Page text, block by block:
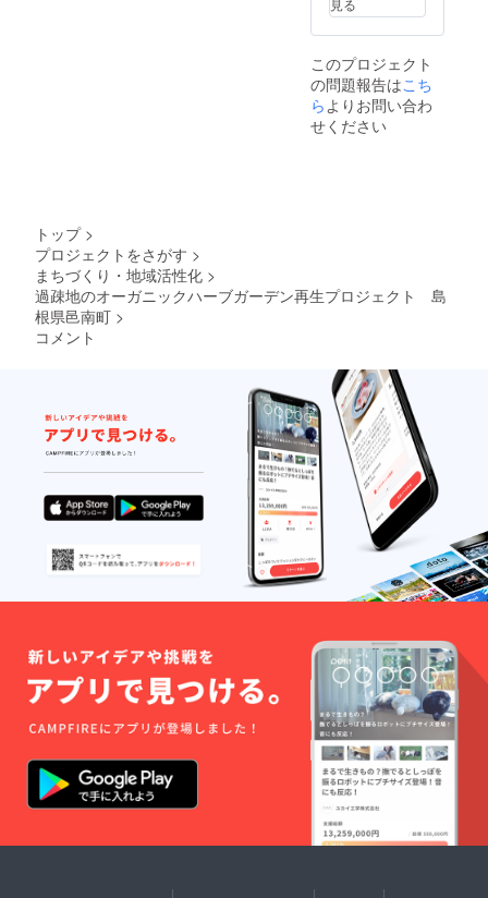
収穫体
験およ
トラン
でのA級
グルメ
ランチ
をご提
談させ
ていた
タッフ
と仲良
くなれ
ます♪ ※
日程：
2021年
5月以降
※場所：
島根県
エリア
※開催場
所まで
の交通
費は自
となり
ます。
見る
このプロジェクト
の問題報告はこち
らよりお問い合わ
せください
トップ >
プロジェクトをさがす >
まちづくり・地域活性化 >
過疎地のオーガニックハーブガーデン再生プロジェクト 島
根県邑南町 >
コメント